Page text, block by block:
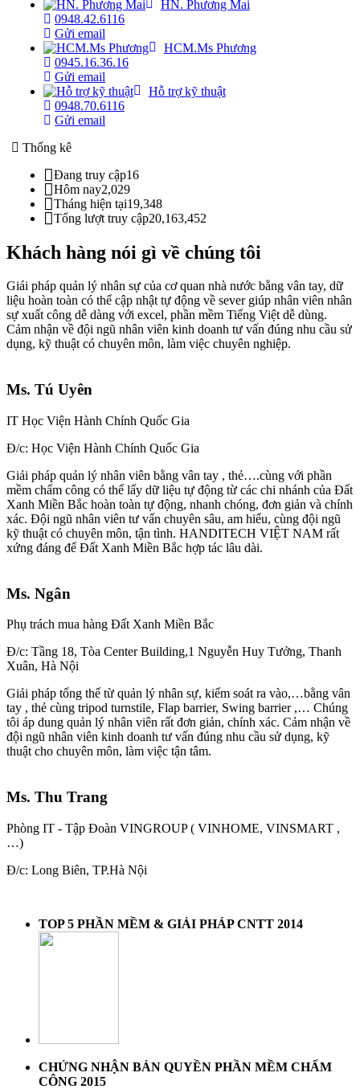
HN. Phương Mai
0948.42.6116
Gửi email
HCM.Ms Phương
0945.16.36.16
Gửi email
Hỗ trợ kỹ thuật
0948.70.6116
Gửi email
Thống kê
Đang truy cập16
Hôm nay2,029
Tháng hiện tại19,348
Tổng lượt truy cập20,163,452
Khách hàng nói gì về chúng tôi
Giái pháp quản lý nhân sự của cơ quan nhà nước bằng vân tay, dữ
liệu hoàn toàn có thể cập nhật tự động về sever giúp nhân viên nhân
sự xuất công dễ dàng với excel, phần mềm Tiếng Việt dễ dùng.
Cảm nhận về đội ngũ nhân viên kinh doanh tư vấn đúng nhu cầu sử
dụng, kỹ thuật có chuyên môn, làm việc chuyên nghiệp.
Ms. Tú Uyên
IT Học Viện Hành Chính Quốc Gia
Đ/c: Học Viện Hành Chính Quốc Gia
Giải pháp quản lý nhân viên bằng vân tay , thẻ….cùng với phần
mềm chấm công có thể lấy dữ liệu tự động từ các chi nhánh của Đất
Xanh Miền Bắc hoàn toàn tự động, nhanh chóng, đơn giản và chính
xác. Đội ngũ nhân viên tư vấn chuyên sâu, am hiểu, cùng đội ngũ
kỹ thuật có chuyên môn, tận tình. HANDITECH VIỆT NAM rất
xứng đáng để Đất Xanh Miền Bắc hợp tác lâu dài.
Ms. Ngân
Phụ trách mua hàng Đất Xanh Miền Bắc
Đ/c: Tầng 18, Tòa Center Building,1 Nguyễn Huy Tưởng, Thanh
Xuân, Hà Nội
Giải pháp tổng thể từ quản lý nhân sự, kiểm soát ra vào,…bằng vân
tay , thẻ cùng tripod turnstile, Flap barrier, Swing barrier ,… Chúng
tôi áp dung quản lý nhân viên rất đơn giản, chính xác. Cảm nhận về
đội ngũ nhân viên kinh doanh tư vấn đúng nhu cầu sử dụng, kỹ
thuật cho chuyên môn, làm việc tận tâm.
Ms. Thu Trang
Phòng IT - Tập Đoàn VINGROUP ( VINHOME, VINSMART ,
…)
Đ/c: Long Biên, TP.Hà Nội
TOP 5 PHẦN MỀM & GIẢI PHÁP CNTT 2014
CHỨNG NHẬN BẢN QUYỀN PHẦN MỀM CHẤM
CÔNG 2015